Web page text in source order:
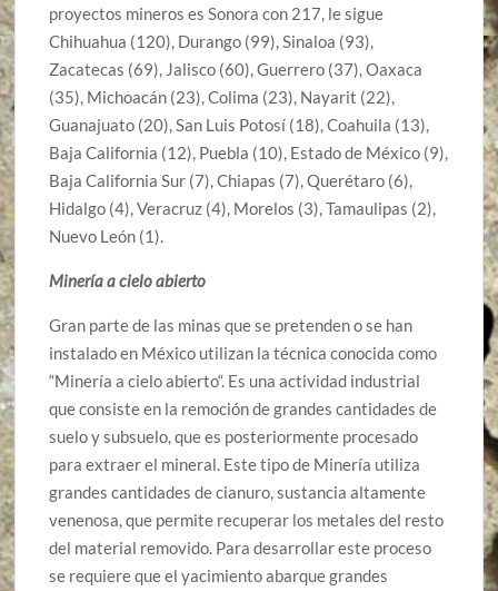
proyectos mineros es Sonora con 217, le sigue
Chihuahua (120), Durango (99), Sinaloa (93),
Zacatecas (69), Jalisco (60), Guerrero (37), Oaxaca
(35), Michoacán (23), Colima (23), Nayarit (22),
Guanajuato (20), San Luis Potosí (18), Coahuila (13),
Baja California (12), Puebla (10), Estado de México (9),
Baja California Sur (7), Chiapas (7), Querétaro (6),
Hidalgo (4), Veracruz (4), Morelos (3), Tamaulipas (2),
Nuevo León (1).
Minería a cielo abierto
Gran parte de las minas que se pretenden o se han
instalado en México utilizan la técnica conocida como
“Minería a cielo abierto“. Es una actividad industrial
que consiste en la remoción de grandes cantidades de
suelo y subsuelo, que es posteriormente procesado
para extraer el mineral. Este tipo de Minería utiliza
grandes cantidades de cianuro, sustancia altamente
venenosa, que permite recuperar los metales del resto
del material removido. Para desarrollar este proceso
se requiere que el yacimiento abarque grandes